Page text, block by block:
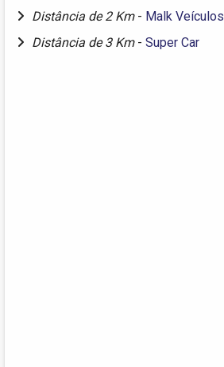
Distância de 2 Km - Malk Veículos
Distância de 3 Km - Super Car